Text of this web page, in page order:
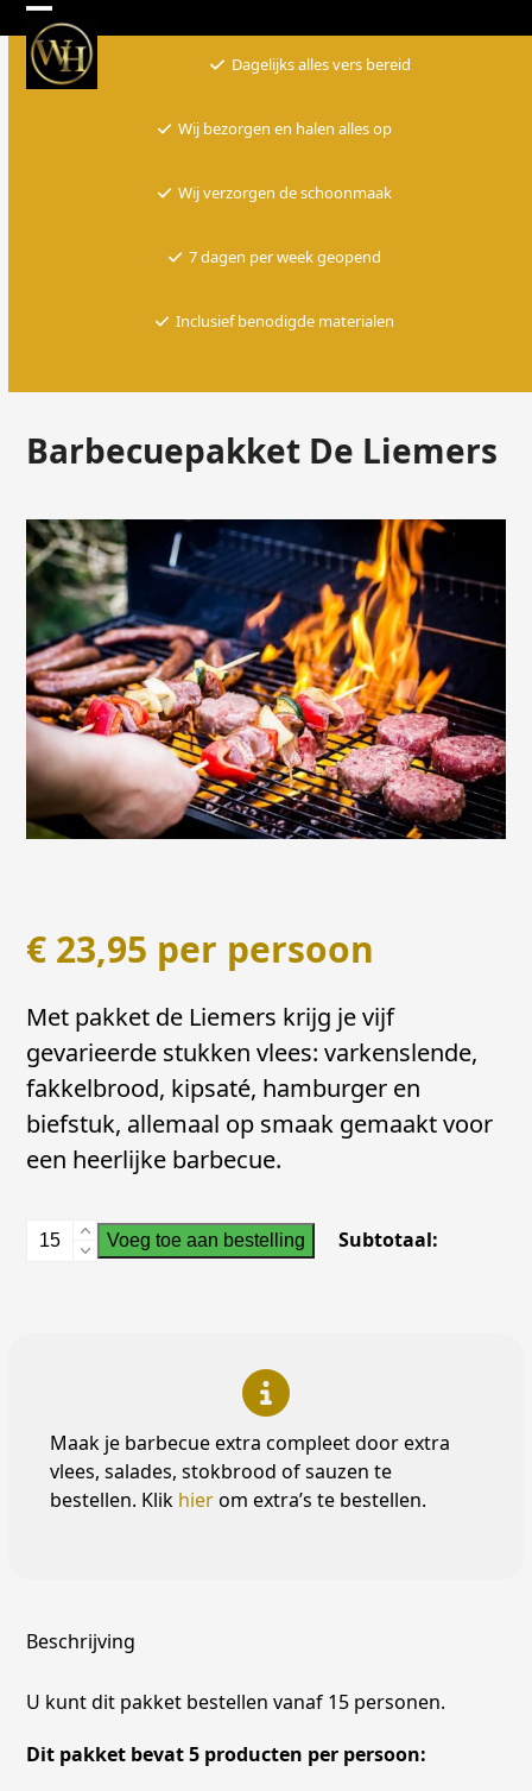
Skip
to
content
Open
mobile
Close
mobile
Dagelijks alles vers bereid
Wij bezorgen en halen alles op
Wij verzorgen de schoonmaak
7 dagen per week geopend
Inclusief benodigde materialen
Barbecuepakket De Liemers
€ 23,95 per persoon
Met pakket de Liemers krijg je vijf
gevarieerde stukken vlees: varkenslende,
fakkelbrood, kipsaté, hamburger en
biefstuk, allemaal op smaak gemaakt voor
een heerlijke barbecue.
BarbecuepakketVoeg toe aan bestelling Subtotaal:
Maak je barbecue extra compleet door extra
vlees, salades, stokbrood of sauzen te
bestellen. Klik hierom extra’s te bestellen.
Beschrijving
U kunt dit pakket bestellen vanaf 15 personen.
Dit pakket bevat 5 producten per persoon: